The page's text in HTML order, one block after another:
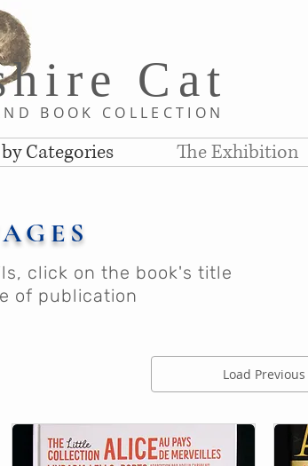
re C at
BOOK COLLE CTION
Categories The Exhibition
click on the book's title
of publication
Load Previous